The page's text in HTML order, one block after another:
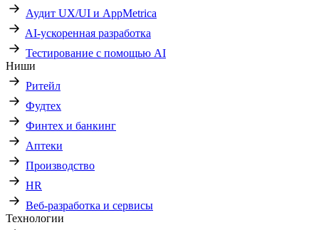
Аудит UX/UI и AppMetrica
AI-ускоренная разработка
Тестирование с помощью AI
Ниши
Ритейл
Фудтех
Финтех и банкинг
Аптеки
Производство
HR
Веб-разработка и сервисы
Технологии